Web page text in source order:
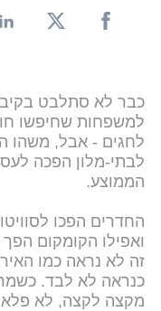
כבר לא סתלבט
למשפחות שחיפשו
לחגים - אבל, משהו
לבתי-מלון הפכה
הממוצע.
החדרים הפכו
ואפילו הקומקום
זה לא נראה כמו
כנראה לא לבד.
מקצה לקצה, לא